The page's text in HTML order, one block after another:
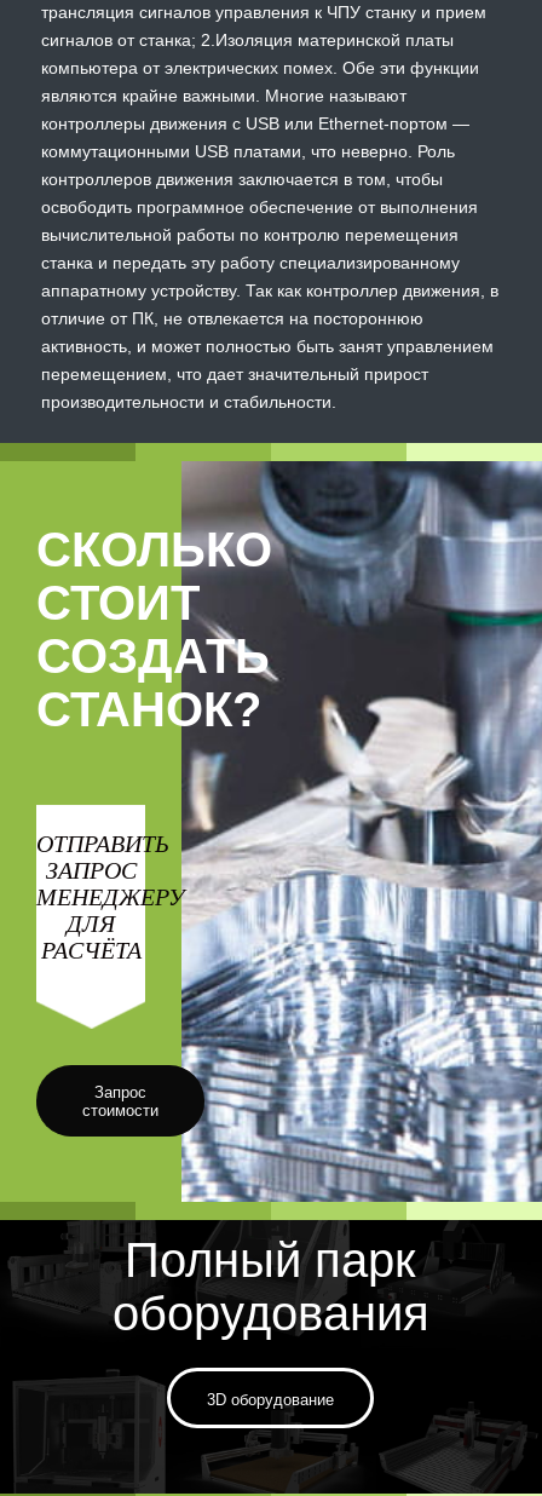
трансляция сигналов управления к ЧПУ станку и прием
сигналов от станка; 2.Изоляция материнской платы
компьютера от электрических помех. Обе эти функции
являются крайне важными. Многие называют
контроллеры движения с USB или Ethernet-портом —
коммутационными USB платами, что неверно. Роль
контроллеров движения заключается в том, чтобы
освободить программное обеспечение от выполнения
вычислительной работы по контролю перемещения
станка и передать эту работу специализированному
аппаратному устройству. Так как контроллер движения, в
отличие от ПК, не отвлекается на постороннюю
активность, и может полностью быть занят управлением
перемещением, что дает значительный прирост
производительности и стабильности.
СКОЛЬКО
СТОИТ
СОЗДАТЬ
СТАНОК?
ОТПРАВИТЬ
ЗАПРОС
МЕНЕДЖЕРУ
ДЛЯ
РАСЧЁТА
Запрос
стоимости
Полный парк
оборудования
3D оборудование